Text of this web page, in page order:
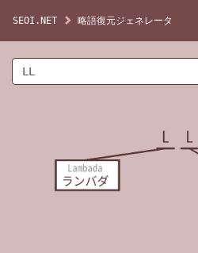
SEOI.NET 略語復元ジェネレータ